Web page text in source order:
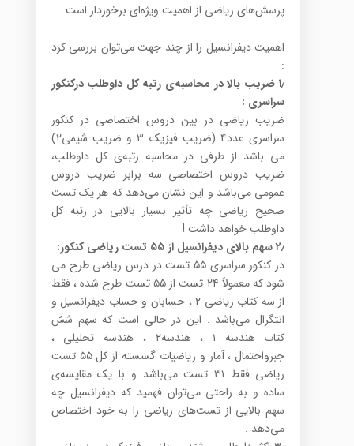
پرسش‌های ریاضی از اهمیت ویژه‌ای برخوردار است .
اهمیت دیفرانسیل را از چند جهت می‌توان بررسی کرد
:
۱٫ ضریب بالا در محاسبه‌ی رتبه کل داوطلب درکنکور
سراسری :
ضریب ریاضی در بین دروس اختصاصی در کنکور
سراسری عدد۴ (ضریب فیزیک ۳ و ضریب شیمی۲)
می باشد از طرفی در محاسبه رتبه‌ی کل داوطلب،
ضریب دروس اختصاصی سه برابر ضریب دروس
عمومی می‌باشد و این نشان می‌دهد که هر یک تست
صحیح ریاضی چه تأثیر بسیار بالایی در رتبه کل
داوطلب خواهد داشت !
۲٫سهم بالای دیفرانسیل از ۵۵ تست ریاضی کنکور:
در کنکور سراسری ۵۵ تست در درس ریاضی طرح می
شود که معمولاً ۲۴ تست از ۵۵ تست طرح شده ، فقط
از سه کتاب ریاضی ۲ ، حسابان و حساب دیفرانسیل و
انتگرال می‌باشد . این در حالی است که سهم شش
کتاب هندسه ۱ ، هندسه۲ ، هندسه تحلیلی ،
جبرواحتمال ، آمار و ریاضیات گسسته از کل ۵۵ تست
ریاضی فقط ۳۱ تست می‌باشد و با یک مقایسه‌ی
ساده و به راحتی می‌توان فهمید که دیفرانسیل چه
سهم بالایی از تست‌های ریاضی را به خود اختصاص
می‌دهد .